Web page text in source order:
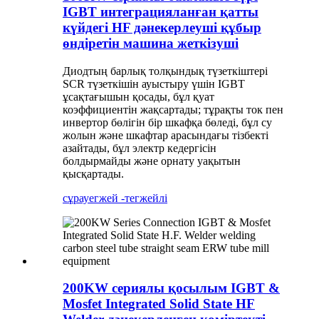
IGBT интеграцияланған қатты
күйдегі HF дәнекерлеуші ​​құбыр
өндіретін машина жеткізуші
Диодтың барлық толқындық түзеткіштері
SCR түзеткішін ауыстыру үшін IGBT
ұсақтағышын қосады, бұл қуат
коэффициентін жақсартады; тұрақты ток пен
инвертор бөлігін бір шкафқа бөледі, бұл су
жолын және шкафтар арасындағы тізбекті
азайтады, бұл электр кедергісін
болдырмайды және орнату уақытын
қысқартады.
сұрауегжей -тегжейлі
200KW сериялы қосылым IGBT &
Mosfet Integrated Solid State HF